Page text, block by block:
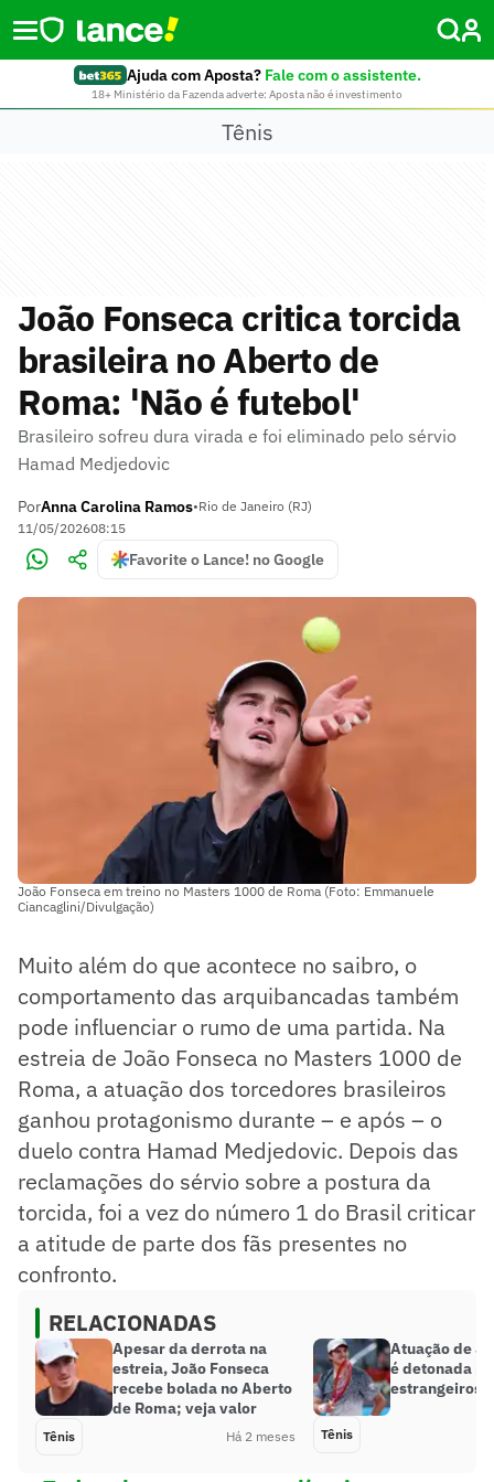
Ajuda com Aposta? Fale com o assistente.
18+ Ministério da Fazenda adverte: Aposta não é investimento
Tênis
João Fonseca critica torcida
brasileira no Aberto de
Roma: 'Não é futebol'
Brasileiro sofreu dura virada e foi eliminado pelo sérvio
Hamad Medjedovic
PorAnna Carolina Ramos•Rio de Janeiro (RJ)
11/05/202608:15
Favorite o Lance! no Google
João Fonseca em treino no Masters 1000 de Roma (Foto: Emmanuele
Ciancaglini/Divulgação)
Muito além do que acontece no saibro, o
comportamento das arquibancadas também
pode influenciar o rumo de uma partida. Na
estreia de João Fonseca no Masters 1000 de
Roma, a atuação dos torcedores brasileiros
ganhou protagonismo durante – e após – o
duelo contra Hamad Medjedovic. Depois das
reclamações do sérvio sobre a postura da
torcida, foi a vez do número 1 do Brasil criticar
a atitude de parte dos fãs presentes no
confronto.
RELACIONADAS
Apesar da derrota na
estreia, João Fonseca
recebe bolada no Aberto
de Roma; veja valor
Tênis Há 2 meses
Atuação de
é detonada
estrangeiros:
Tênis